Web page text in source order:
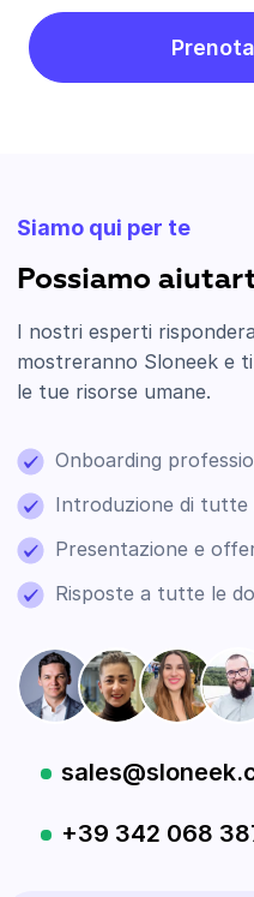
Siamo qui per te
Possiamo
I nostri esperti
mostreranno Sloneek e
le tue risorse umane.
Onboarding
Introduzione di tutte
Presentazione e
Risposte a tutte le
+39 342 068